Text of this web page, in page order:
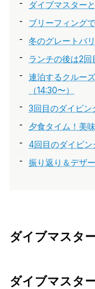
ダイブマスター
ブリーフィング
冬のグレートバ
ランチの後は2回
連泊するクルー
（14:30〜）
3回目のダイビン
夕食タイム！美
4回目のダイビン
振り返り＆デザ
ダイブマスタ
ダイブマスタ